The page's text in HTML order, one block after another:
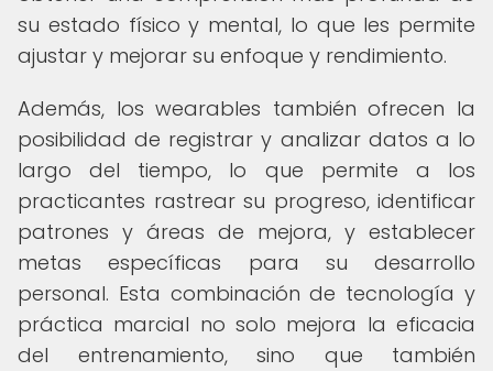
su estado físico y mental, lo que les permite
ajustar y mejorar su enfoque y rendimiento.
Además, los wearables también ofrecen la
posibilidad de registrar y analizar datos a lo
largo del tiempo, lo que permite a los
practicantes rastrear su progreso, identificar
patrones y áreas de mejora, y establecer
metas específicas para su desarrollo
personal. Esta combinación de tecnología y
práctica marcial no solo mejora la eficacia
del entrenamiento, sino que también